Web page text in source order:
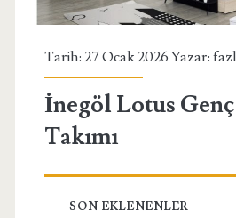
Tarih: 27 Ocak 2026 Yazar:
İnegöl Lotus Genç
Takımı
SON EKLENENLER